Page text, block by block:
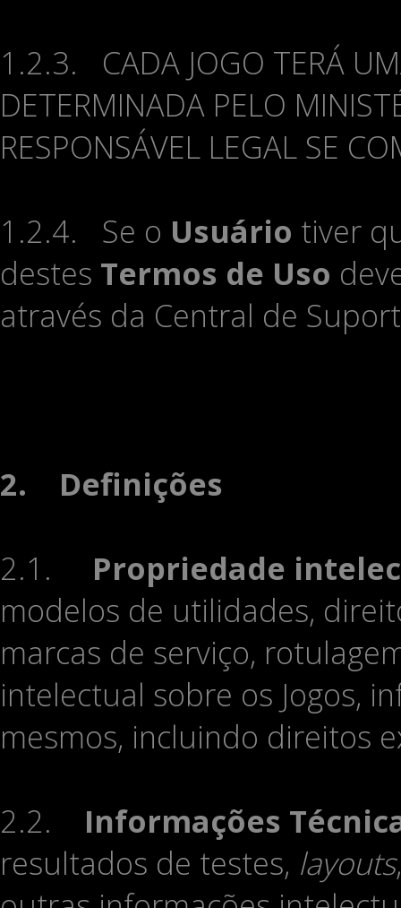
1.2.3. CADA JOGO TERÁ
DETERMINADA PELO
RESPONSÁVEL LEGAL SE
1.2.4. Se o Usuário tiver
destes Termos de Uso
através da Central de
2. Definições
2.1. Propriedade
modelos de utilidades,
marcas de serviço,
intelectual sobre os Jogos,
mesmos, incluindo direitos
2.2. Informações
resultados de testes, layouts